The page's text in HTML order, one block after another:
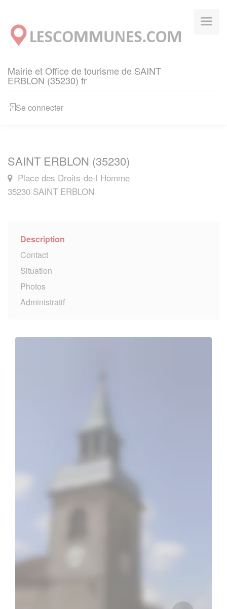
Mairie et Office de tourisme de SAINT
ERBLON (35230) fr
Se connecter
SAINT ERBLON (35230)
Place des Droits-de-l Homme
35230 SAINT ERBLON
Description
Contact
Situation
Photos
Administratif